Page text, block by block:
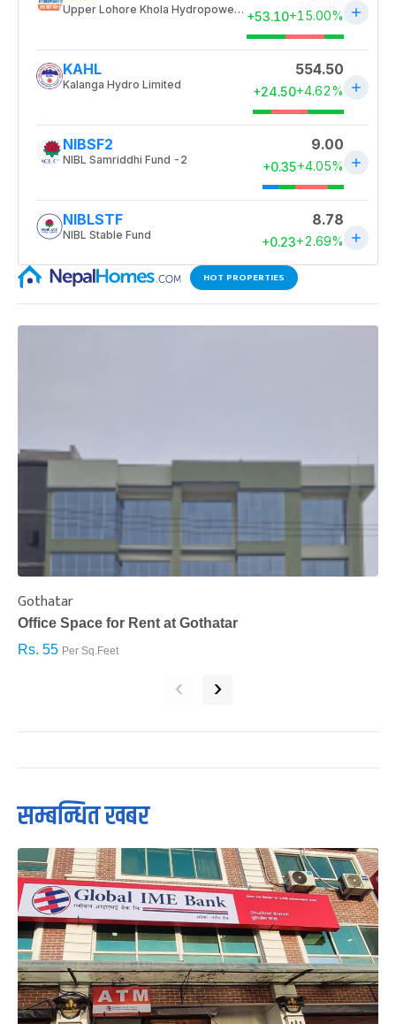
HOT PROPERTIES
Gothatar
Office Space for Rent at Gothatar
Rs. 55 Per Sq.Feet
‹ ›
सम्बन्धित खबर